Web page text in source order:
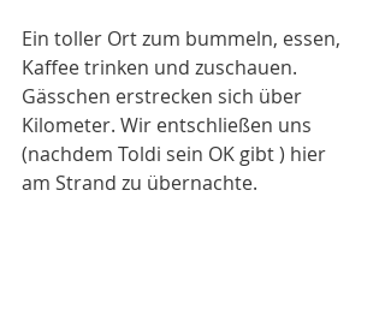
Ein toller Ort zum bummeln, essen,
Kaffee trinken und zuschauen.
Gässchen erstrecken sich über
Kilometer. Wir entschließen uns
(nachdem Toldi sein OK gibt ) hier
am Strand zu übernachte.